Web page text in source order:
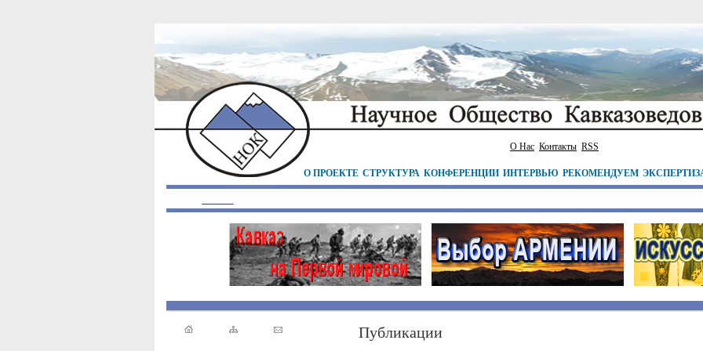
О Нас Контакты RSS
О ПРОЕКТЕ СТРУКТУРА КОНФЕРЕНЦИИ ИНТЕРВЬЮ РЕКОМЕНДУЕМ
Публикации